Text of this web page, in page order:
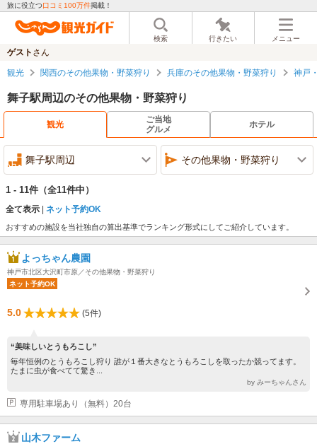
旅に役立つ口コミ100万件掲載！
検索 行きたい メニュー
ゲスト さん
観光 関西のその他果物・野菜狩り 兵庫のその他果物・野菜狩り 神戸
舞子駅周辺のその他果物・野菜狩り
観光
ご当地
グルメ
ホテル
舞子駅周辺 その他果物・野菜狩り
1 - 11件 （全11件中）
全て表示 ネット予約OK
おすすめの施設を当社独自の算出基準でランキング形式にしてご紹介しています。
よっちゃん農園
神戸市北区大沢町市原／その他果物・野菜狩り
ネット予約OK
5.0 (5件)
“美味しいとうもろこし”
毎年恒例のとうもろこし狩り 誰が１番大きなとうもろこしを取ったか競ってます。
たまに虫が食べてて驚き...
by みーちゃんさん
専用駐車場あり（無料）20台
山木ファーム